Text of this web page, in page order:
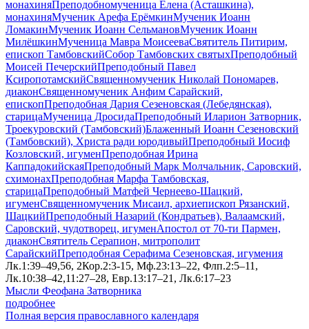
монахиняПреподобномученица Елена (Асташкина),
монахиняМученик Арефа ЕрёмкинМученик Иоанн
ЛомакинМученик Иоанн СельмановМученик Иоанн
МилёшкинМученица Мавра МоисееваСвятитель Питирим,
епископ ТамбовскийСобор Тамбовских святыхПреподобный
Моисей ПечерскийПреподобный Павел
КсиропотамскийСвященномученик Николай Пономарев,
диаконСвященномученик Анфим Сарайский,
епископПреподобная Дария Сезеновская (Лебедянская),
старицаМученица ДросидаПреподобный Иларион Затворник,
Троекуровский (Тамбовский)Блаженный Иоанн Сезеновский
(Тамбовский), Христа ради юродивыйПреподобный Иосиф
Козловский, игуменПреподобная Ирина
КаппадокийскаяПреподобный Марк Молчальник, Саровский,
схимонахПреподобная Марфа Тамбовская,
старицаПреподобный Матфей Чернеево-Шацкий,
игуменСвященномученик Мисаил, архиепископ Рязанский,
ШацкийПреподобный Назарий (Кондратьев), Валаамский,
Саровский, чудотворец, игуменАпостол от 70-ти Пармен,
диаконСвятитель Серапион, митрополит
СарайскийПреподобная Серафима Сезеновская, игумения
Лк.1:39–49,56, 2Кор.2:3-15, Мф.23:13–22, Флп.2:5–11,
Лк.10:38–42,11:27–28, Евр.13:17–21, Лк.6:17–23
Мысли Феофана Затворника
подробнее
Полная версия православного календаря